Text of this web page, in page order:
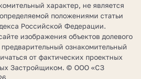
характер, не является
положениями статьи
Российской Федерации.
изображения объектов долевого
предварительный ознакомительный
от фактических проектных
Застройщиком. © ООО «СЗ